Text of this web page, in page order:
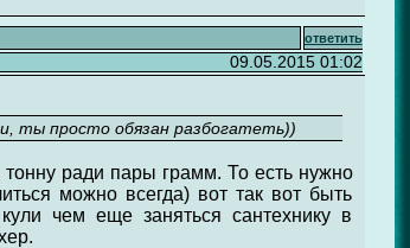
ответить
09.05.2015 01:02
ты просто обязан разбогатеть))
ради пары грамм. То есть нужно
можно всегда) вот так вот быть
чем еще заняться сантехнику в